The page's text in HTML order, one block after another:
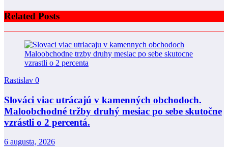
Related Posts
Rastislav 0
Slováci viac utrácajú v kamenných obchodoch.
Maloobchodné tržby druhý mesiac po sebe skutočne
vzrástli o 2 percentá.
6 augusta, 2026